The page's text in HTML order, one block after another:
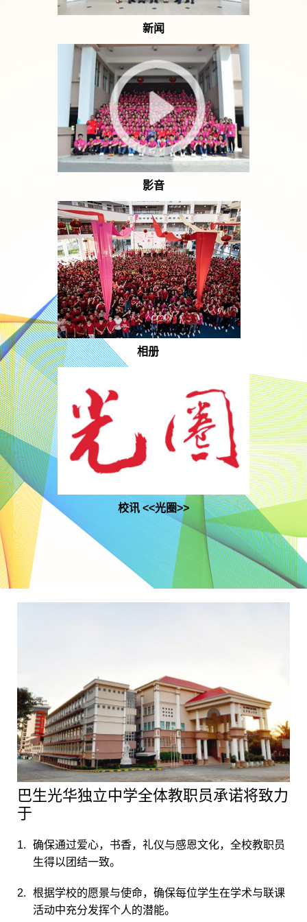
新闻
影音
相册
校讯 <<光圈>>
巴生光华独立中学全体教职员承诺将致力
于
确保通过爱心，书香，礼仪与感恩文化，全校教职员
生得以团结一致。
根据学校的愿景与使命，确保每位学生在学术与联课
活动中充分发挥个人的潜能。